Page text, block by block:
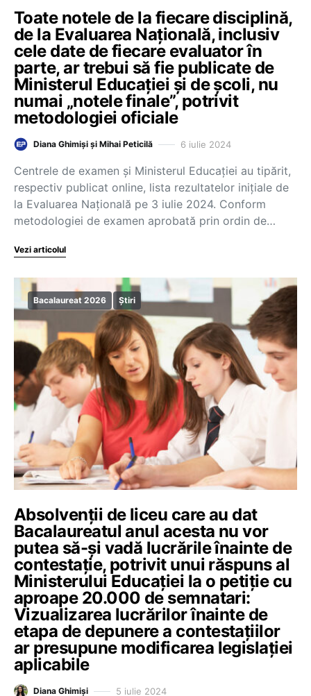
Toate notele de la fiecare disciplină,
de la Evaluarea Națională, inclusiv
cele date de fiecare evaluator în
parte, ar trebui să fie publicate de
Ministerul Educației și de școli, nu
numai „notele finale”, potrivit
metodologiei oficiale
Diana Ghimiși și Mihai Peticilă 6 iulie 2024
Centrele de examen și Ministerul Educației au tipărit,
respectiv publicat online, lista rezultatelor inițiale de
la Evaluarea Națională pe 3 iulie 2024. Conform
metodologiei de examen aprobată prin ordin de…
Vezi articolul
Bacalaureat 2026 Știri
Absolvenții de liceu care au dat
Bacalaureatul anul acesta nu vor
putea să-și vadă lucrările înainte de
contestație, potrivit unui răspuns al
Ministerului Educației la o petiție cu
aproape 20.000 de semnatari:
Vizualizarea lucrărilor înainte de
etapa de depunere a contestațiilor
ar presupune modificarea legislației
aplicabile
Diana Ghimiși 5 iulie 2024